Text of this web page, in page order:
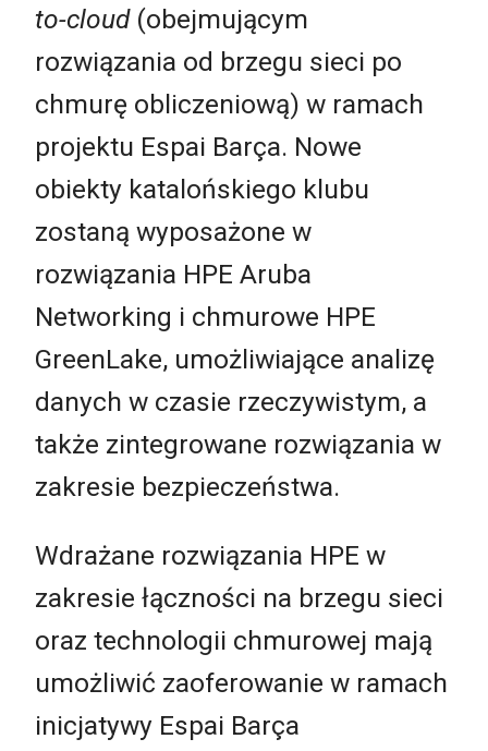
to-cloud(obejmującym
rozwiązania od brzegu sieci po
chmurę obliczeniową) w ramach
projektu Espai Barça. Nowe
obiekty katalońskiego klubu
zostaną wyposażone w
rozwiązania HPE Aruba
Networking i chmurowe HPE
GreenLake, umożliwiające analizę
danych w czasie rzeczywistym, a
także zintegrowane rozwiązania w
zakresie bezpieczeństwa.
Wdrażane rozwiązania HPE w
zakresie łączności na brzegu sieci
oraz technologii chmurowej mają
umożliwić zaoferowanie w ramach
inicjatywy Espai Barça